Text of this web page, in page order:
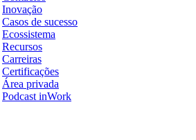
Inovação
Casos de sucesso
Ecossistema
Recursos
Carreiras
Certificações
Área privada
Podcast inWork